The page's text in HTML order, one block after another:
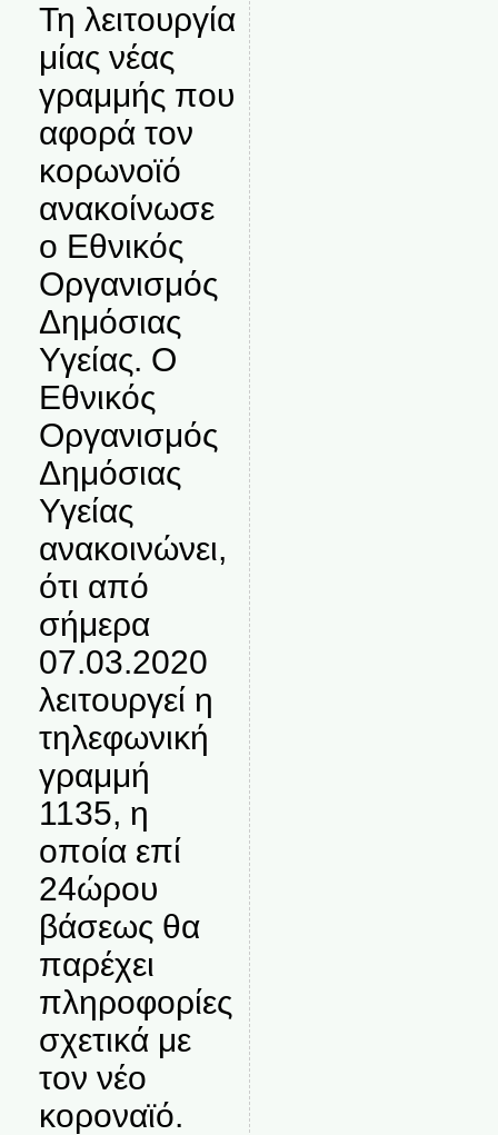
Τη λειτουργία
μίας νέας
γραμμής που
αφορά τον
κορωνοϊό
ανακοίνωσε
ο Εθνικός
Οργανισμός
Δημόσιας
Υγείας. Ο
Εθνικός
Οργανισμός
Δημόσιας
Υγείας
ανακοινώνει,
ότι από
σήμερα
07.03.2020
λειτουργεί η
τηλεφωνική
γραμμή
1135, η
οποία επί
24ώρου
βάσεως θα
παρέχει
πληροφορίες
σχετικά με
τον νέο
κοροναϊό.